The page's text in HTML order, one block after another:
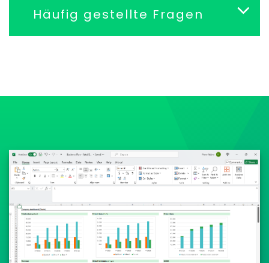
Häufig gestellte Fragen